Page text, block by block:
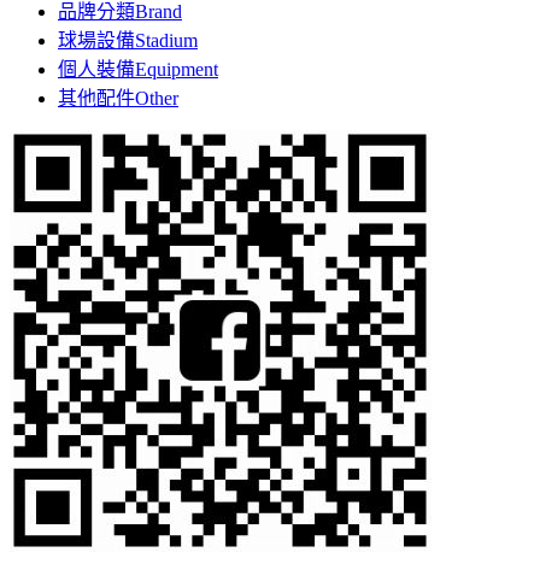
品牌分類Brand
球場設備Stadium
個人裝備Equipment
其他配件Other